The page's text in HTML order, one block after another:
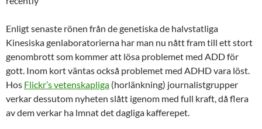
Enligt senaste rönen från de genetiska de halvstatliga
Kinesiska genlaboratorierna har man nu nått fram till ett stort
genombrott som kommer att lösa problemet med ADD för
gott. Inom kort väntas också problemet med ADHD vara löst.
Hos Flickr’s vetenskapliga (horlänkning) journalistgrupper
verkar dessutom nyheten slått igenom med full kraft, då flera
av dem verkar ha lmnat det dagliga kafferepet.